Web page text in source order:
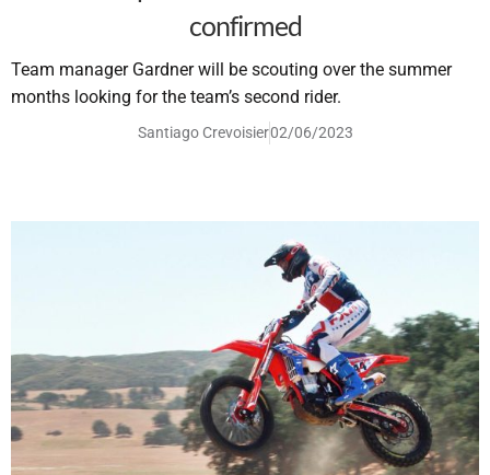
confirmed
Team manager Gardner will be scouting over the summer
months looking for the team’s second rider.
Santiago Crevoisier02/06/2023